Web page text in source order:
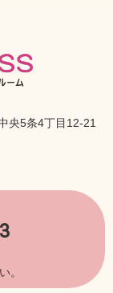
央5条4丁目12-21
。